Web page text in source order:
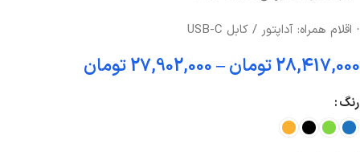
· اقلام همراه: آداپتور / کابل USB-C
28,417,000تومان–
27,902,000تومان
رنگ